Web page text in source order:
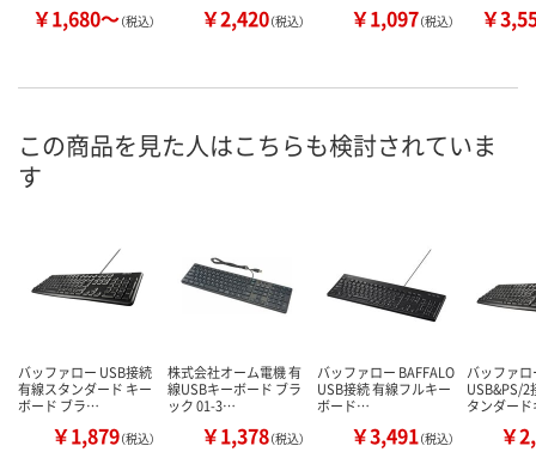
￥1,680～（税込） ￥2,420（税込） ￥1,097（税込） ￥
この商品を見た人はこちらも検討されていま
す
バッファロー USB接続
有線スタンダード キー
ボード ブラ…
￥1,879（税込）
株式会社オーム電機 有
線USBキーボード ブラ
ック 01-3…
￥1,378（税込）
バッファロー BAFFALO
USB接続 有線フルキー
ボード…
￥3,491（税込）
バッファロ
USB&PS/2
タンダー
￥